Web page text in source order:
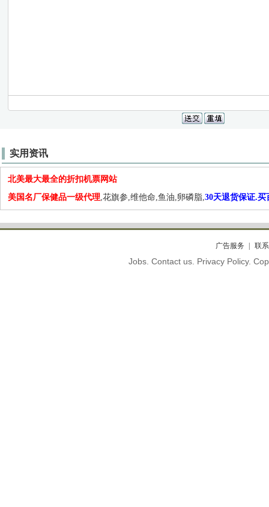
实用资讯
北美最大最全的折扣机票网站
美国名厂保健品一级代理,花旗参,维他命,鱼油,卵磷脂,30天退货保证.买
广告服务 联
Jobs. Contact us. Privacy Policy.